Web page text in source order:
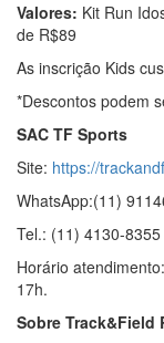
Valores: Kit Run
de R$89
As inscrição Kids
*Descontos podem
SAC TF Sports
Site: https://
WhatsApp:(11)
Tel.: (11) 4130-8355
Horário
17h.
Sobre Track&Field